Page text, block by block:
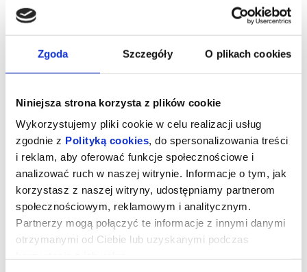
Zgoda Szczegóły O plikach cookies
Niniejsza strona korzysta z plików cookie
Wykorzystujemy pliki cookie w celu realizacji usług
zgodnie z Polityką cookies, do spersonalizowania treści
i reklam, aby oferować funkcje społecznościowe i
analizować ruch w naszej witrynie. Informacje o tym, jak
korzystasz z naszej witryny, udostępniamy partnerom
społecznościowym, reklamowym i analitycznym.
Partnerzy mogą połączyć te informacje z innymi danymi
otrzymanymi od Ciebie lub uzyskanymi podczas
Artur Andrus - Recital Kabaretowy
- 10-lecie reaktywacji Kina Bajka w
Kluczborku
Inteligentny dowcip, mistrzowska gra słowem, czar i elegancja –
to znaki rozpoznawcze Artura Andrusa. Serdecznie zapraszamy